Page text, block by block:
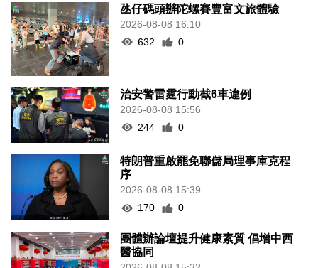
氹仔碼頭辦陀螺賽豐富文旅體驗
2026-08-08 16:10
632
0
治安警雷霆行動截6車違例
2026-08-08 15:56
244
0
特朗普重啟罷免聯儲局理事庫克程
序
2026-08-08 15:39
170
0
團體辦論壇提升健康素質 倡增中西
醫協同